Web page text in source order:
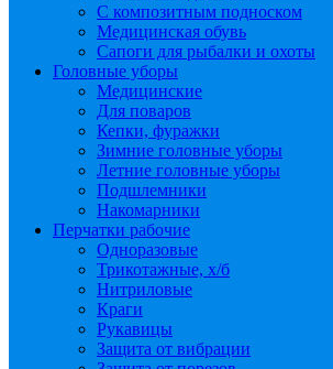
С композитным подноском
Медицинская обувь
Сапоги для рыбалки и охоты
Головные уборы
Медицинские
Для поваров
Кепки, фуражки
Зимние головные уборы
Летние головные уборы
Подшлемники
Накомарники
Перчатки рабочие
Одноразовые
Трикотажные, х/б
Нитриловые
Краги
Рукавицы
Защита от вибрации